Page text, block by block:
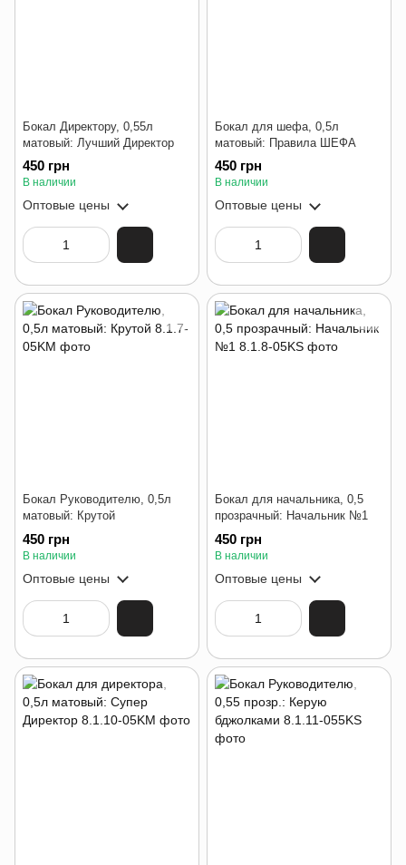
Бокал Директору, 0,55л
матовый: Лучший Директор
450 грн
В наличии
Оптовые цены
Бокал для шефа, 0,5л
матовый: Правила ШЕФА
450 грн
В наличии
Оптовые цены
Бокал Руководителю, 0,5л
матовый: Крутой
450 грн
В наличии
Оптовые цены
Бокал для начальника, 0,5
прозрачный: Начальник №1
450 грн
В наличии
Оптовые цены